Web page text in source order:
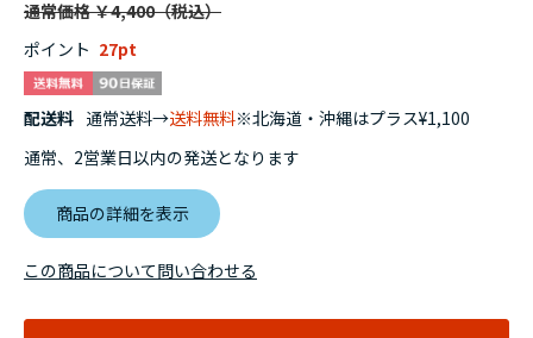
通常価格 ￥4,400
ポイント 27
配送料 通常送料→送料無料※北海道・沖縄はプラス¥1,100
通常、2営業日以内の発送となります
商品の詳細を表示
この商品について問い合わせる